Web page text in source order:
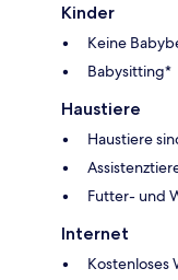
Kinder
Keine
Babysitting*
Haustiere
Haustiere
Futter- und
Internet
Kostenloses